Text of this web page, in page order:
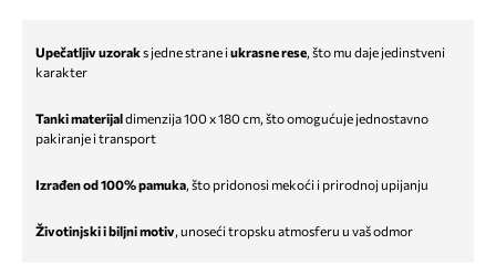
Upečatljiv uzoraks jedne strane iukrasne rese, što mu daje jedinstveni
karakter
Tanki materijaldimenzija 100 x 180 cm, što omogućuje jednostavno
pakiranje i transport
Izrađen od 100% pamuka, što pridonosi mekoći i prirodnoj upijanju
Životinjski i biljni motiv, unoseći tropsku atmosferu u vaš odmor